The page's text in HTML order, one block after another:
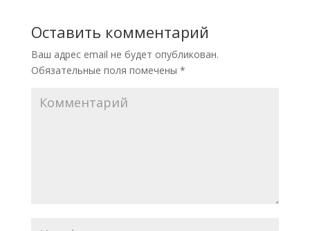
Оставить комментарий
Ваш адрес email не будет опубликован.
Обязательные поля помечены *